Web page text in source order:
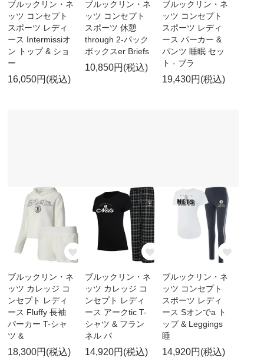
ブルックリン・ネ
ッツ コンセプト
スポーツ レディ
ース Intermissiオ
ン トップ & ショ
ー
16,050円(税込)
ブルックリン・ネ
ッツ コンセプト
スポーツ 休憩
through 2-パック
ボックスer Briefs
10,850円(税込)
ブルックリン・ネ
ッツ コンセプト
スポーツ レディ
ース パーカー &
パンツ 睡眠 セッ
ト - ブラ
19,430円(税込)
ブルックリン・ネ
ッツ カレッジ コ
ンセプト レディ
ース Fluffy 長袖
パーカー T-シャ
ツ &
18,300円(税込)
ブルックリン・ネ
ッツ カレッジ コ
ンセプト レディ
ース アークtic T-
シャツ & フラン
ネル パ
14,920円(税込)
ブルックリン・ネ
ッツ コンセプト
スポーツ レディ
ース Sオンでa ト
ップ & Leggings
睡
14,920円(税込)